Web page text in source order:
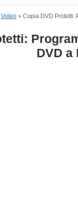
Video» Copia DVD Protetti:
DVD a